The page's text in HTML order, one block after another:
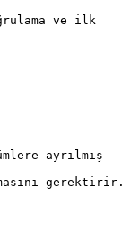
ve ilk
ayrılmış
gerektirir.